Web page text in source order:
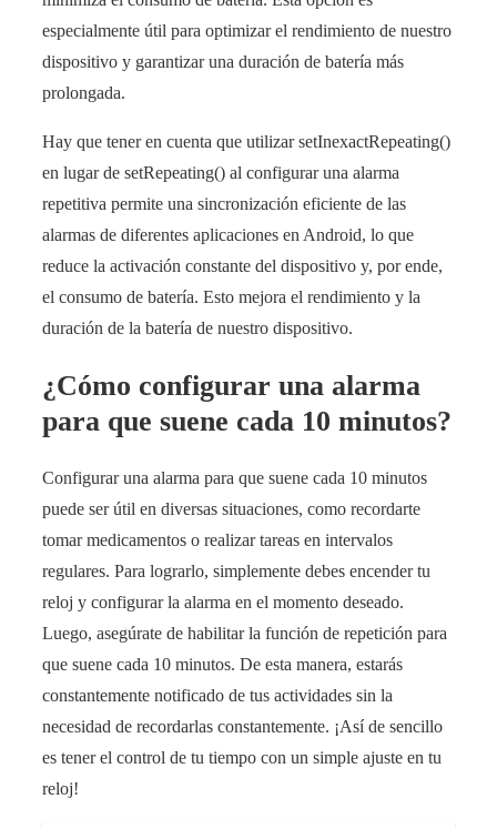
especialmente útil para optimizar el rendimiento de nuestro
dispositivo y garantizar una duración de batería más
prolongada.
Hay que tener en cuenta que utilizar setInexactRepeating()
en lugar de setRepeating() al configurar una alarma
repetitiva permite una sincronización eficiente de las
alarmas de diferentes aplicaciones en Android, lo que
reduce la activación constante del dispositivo y, por ende,
el consumo de batería. Esto mejora el rendimiento y la
duración de la batería de nuestro dispositivo.
¿Cómo configurar una alarma
para que suene cada 10 minutos?
Configurar una alarma para que suene cada 10 minutos
puede ser útil en diversas situaciones, como recordarte
tomar medicamentos o realizar tareas en intervalos
regulares. Para lograrlo, simplemente debes encender tu
reloj y configurar la alarma en el momento deseado.
Luego, asegúrate de habilitar la función de repetición para
que suene cada 10 minutos. De esta manera, estarás
constantemente notificado de tus actividades sin la
necesidad de recordarlas constantemente. ¡Así de sencillo
es tener el control de tu tiempo con un simple ajuste en tu
reloj!